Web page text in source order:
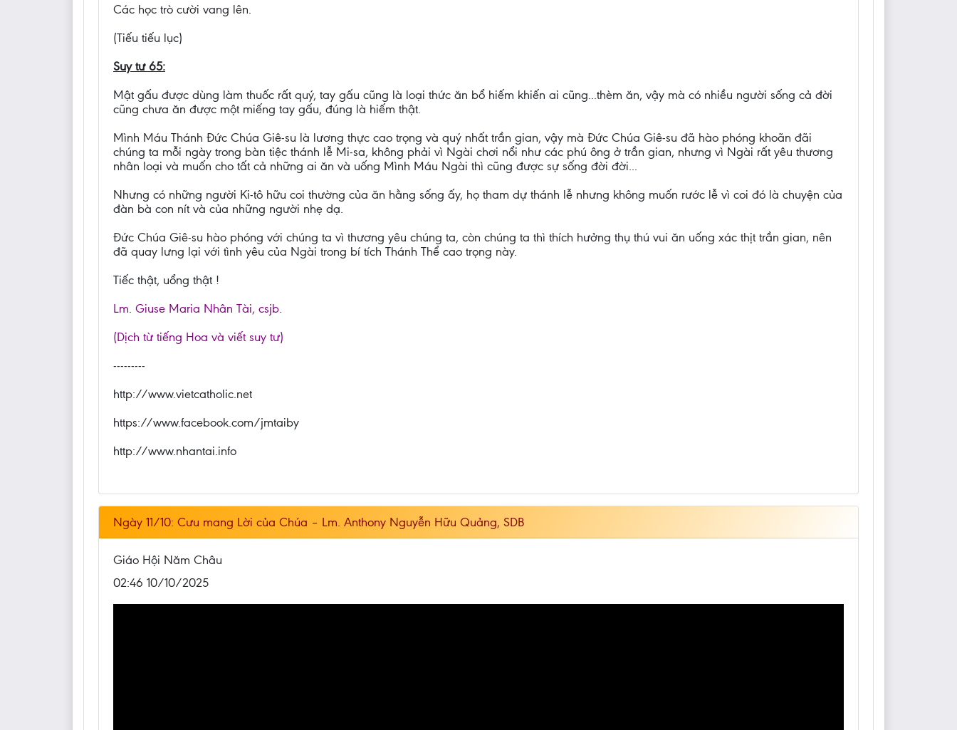
Các học trò cười vang lên.
(Tiếu tiếu lục)
Suy tư 65:
Mật gấu được dùng làm thuốc rất quý, tay gấu cũng là loại thức ăn bổ hiếm khiến ai cũng...thèm ăn, vậy mà có nhiều người sống cả đời
cũng chưa ăn được một miếng tay gấu, đúng là hiếm thật.
Mình Máu Thánh Đức Chúa Giê-su là lương thực cao trọng và quý nhất trần gian, vậy mà Đức Chúa Giê-su đã hào phóng khoãn đãi
chúng ta mỗi ngày trong bàn tiệc thánh lễ Mi-sa, không phải vì Ngài chơi nổi như các phú ông ở trần gian, nhưng vì Ngài rất yêu thương
nhân loại và muốn cho tất cả những ai ăn và uống Mình Máu Ngài thì cũng được sự sống đời đời...
Nhưng có những người Ki-tô hữu coi thường của ăn hằng sống ấy, họ tham dự thánh lễ nhưng không muốn rước lễ vì coi đó là chuyện của
đàn bà con nít và của những người nhẹ dạ.
Đức Chúa Giê-su hào phóng với chúng ta vì thương yêu chúng ta, còn chúng ta thì thích hưởng thụ thú vui ăn uống xác thịt trần gian, nên
đã quay lưng lại với tình yêu của Ngài trong bí tích Thánh Thể cao trọng này.
Tiếc thật, uổng thật !
Lm. Giuse Maria Nhân Tài, csjb.
(Dịch từ tiếng Hoa và viết suy tư)
---------
http://www.vietcatholic.net
https://www.facebook.com/jmtaiby
http://www.nhantai.info
Ngày 11/10: Cưu mang Lời của Chúa – Lm. Anthony Nguyễn Hữu Quảng, SDB
Giáo Hội Năm Châu
02:46 10/10/2025